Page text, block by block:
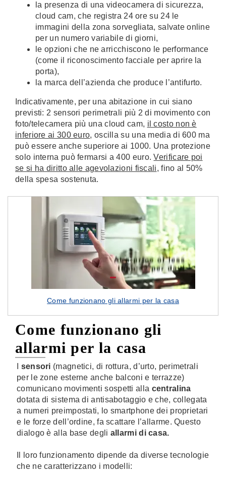
la presenza di una videocamera di sicurezza,
cloud cam, che registra 24 ore su 24 le
immagini della zona sorvegliata, salvate online
per un numero variabile di giorni,
le opzioni che ne arricchiscono le performance
(come il riconoscimento facciale per aprire la
porta),
la marca dell’azienda che produce l’antifurto.
Indicativamente, per una abitazione in cui siano
previsti: 2 sensori perimetrali più 2 di movimento con
foto/telecamera più una cloud cam, il costo non è
inferiore ai 300 euro, oscilla su una media di 600 ma
può essere anche superiore ai 1000. Una protezione
solo interna può fermarsi a 400 euro.Verificare poi
se si ha diritto alle agevolazioni fiscali, fino al 50%
della spesa sostenuta.
Come funzionano gli allarmi per la casa
Come funzionano gli
allarmi per la casa
sensori (magnetici, di rottura, d’urto, perimetrali
per le zone esterne anche balconi e terrazze)
comunicano movimenti sospetti alla centralina
dotata di sistema di antisabotaggio e che, collegata
a numeri preimpostati, lo smartphone dei proprietari
e le forze dell’ordine, fa scattare l’allarme. Questo
dialogo è alla base degli allarmi di casa.
Il loro funzionamento dipende da diverse tecnologie
che ne caratterizzano i modelli: